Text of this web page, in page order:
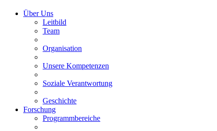
Über Uns
Leitbild
Team
Organisation
Unsere Kompetenzen
Soziale Verantwortung
Geschichte
Forschung
Programmbereiche